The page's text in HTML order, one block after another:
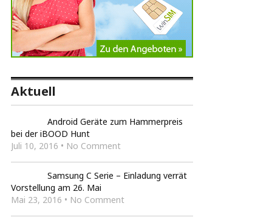
Aktuell
Android Geräte zum Hammerpreis
bei der iBOOD Hunt
Juli 10, 2016 • No Comment
Samsung C Serie – Einladung verrät
Vorstellung am 26. Mai
Mai 23, 2016 • No Comment